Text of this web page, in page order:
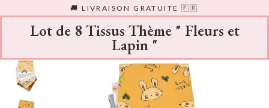
🚚 LIVRAISON GRATUITE 🇫🇷
Lot de 8 Tissus Thème " Fleurs et
Lapin "